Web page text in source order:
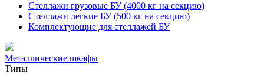
Стеллажи грузовые БУ (4000 кг на секцию)
Стеллажи легкие БУ (500 кг на секцию)
Комплектующие для стеллажей БУ
Металлические шкафы
Типы